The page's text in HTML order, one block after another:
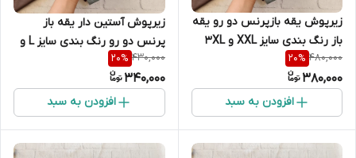
زیرپوش یقه بازپرنس دو رو یقه
باز رنگ بندی سایز XXL و 3XL
480,000
20%
380,000
افزودن به سبد
زیرپوش آستین دار یقه باز
پرنس دو رو رنگ بندی سایز L و
XL
430,000
20%
340,000
افزودن به سبد